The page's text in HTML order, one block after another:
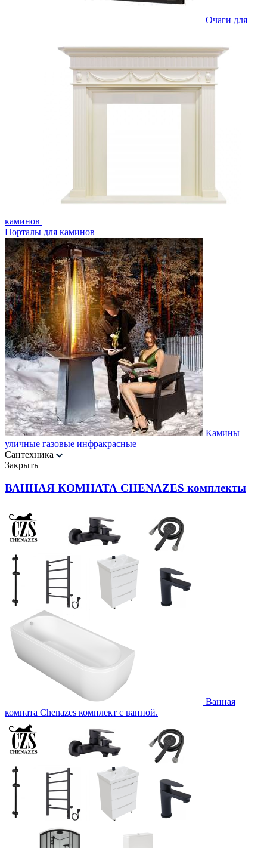
Очаги для
каминов
Порталы для каминов
Камины
уличные газовые инфракрасные
Сантехника
Закрыть
ВАННАЯ КОМНАТА CHENAZES комплекты
Ванная
комната Chenazes комплект с ванной.